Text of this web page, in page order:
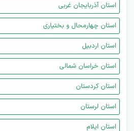
استان آذربایجان غربی
استان چهارمحال و بختیاری
استان اردبیل
استان خراسان شمالی
استان کردستان
استان لرستان
استان ایلام